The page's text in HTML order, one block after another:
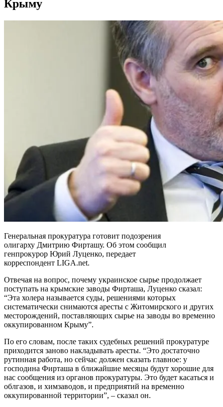
Крыму
Генеральная прокуратура готовит подозрения
олигарху Дмитрию Фирташу. Об этом сообщил
генпрокурор Юрий Луценко, передает
корреспондент LIGA.net.
Отвечая на вопрос, почему украинское сырье продолжает
поступать на крымские заводы Фирташа, Луценко сказал:
“Эта холера называется суды, решениями которых
систематически снимаются аресты с Житомирского и других
месторождений, поставляющих сырье на заводы во временно
оккупированном Крыму”.
По его словам, после таких судебных решений прокуратуре
приходится заново накладывать аресты. “Это достаточно
рутинная работа, но сейчас должен сказать главное: у
господина Фирташа в ближайшие месяцы будут хорошие для
нас сообщения из органов прокуратуры. Это будет касаться и
облгазов, и химзаводов, и предприятий на временно
оккупированной территории”, – сказал он.